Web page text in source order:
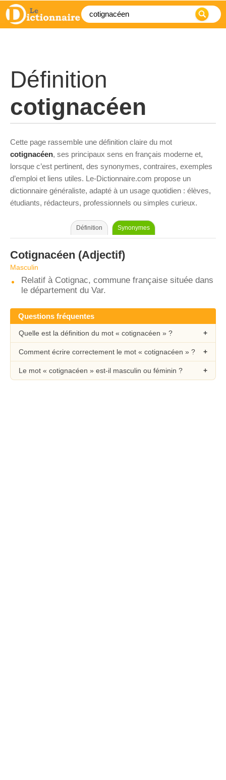
Définition
cotignacéen
Cette page rassemble une définition claire du mot
cotignacéen, ses principaux sens en français moderne et,
lorsque c’est pertinent, des synonymes, contraires, exemples
d’emploi et liens utiles. Le-Dictionnaire.com propose un
dictionnaire généraliste, adapté à un usage quotidien : élèves,
étudiants, rédacteurs, professionnels ou simples curieux.
Définition Synonymes
Cotignacéen (Adjectif)
Masculin
Relatif à Cotignac, commune française située dans
le département du Var.
Questions fréquentes
Quelle est la définition du mot « cotignacéen » ?
Comment écrire correctement le mot « cotignacéen » ?
Le mot « cotignacéen » est-il masculin ou féminin ?